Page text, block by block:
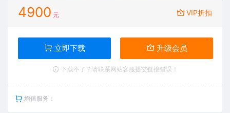
4900 元 VIP折扣
立即下载 升级会员
下载不了？请联系网站客服提交链接错误！
增值服务：